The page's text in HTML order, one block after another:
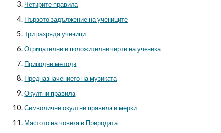
Четирите правила
Първото задължение на учениците
Три разряда ученици
Отрицателни и положителни черти на ученика
Природни методи
Предназначението на музиката
Окултни правила
Символични окултни правила и мерки
Мястото на човека в Природата